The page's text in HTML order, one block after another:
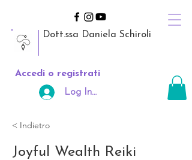
Dott.ssa Daniela Schiroli
Accedi o registrati
Log In Area Riservata
< Indietro
Joyful Wealth Reiki